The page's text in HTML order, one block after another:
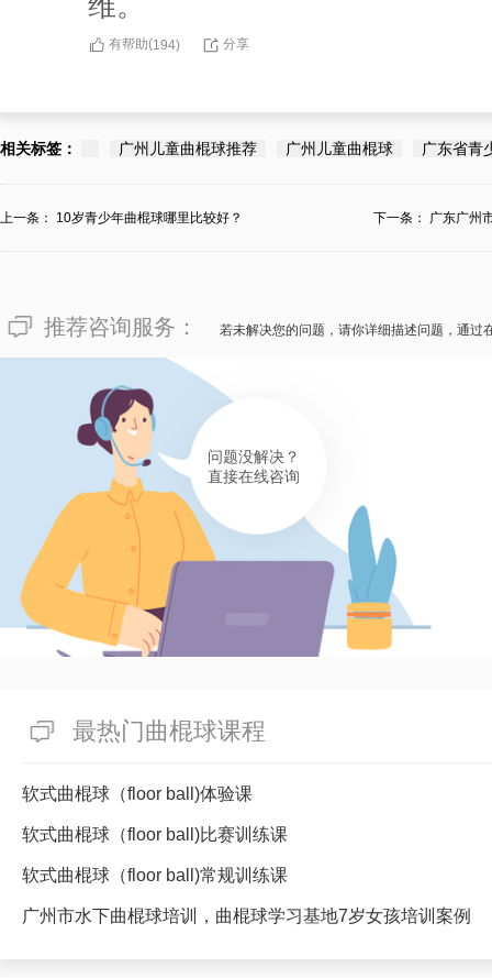
有帮助(194) 分享
相关标签： 广州儿童曲棍球推荐 广州儿童曲棍球 广东省青
上一条： 10岁青少年曲棍球哪里比较好？ 下一条： 广东广州
推荐咨询服务： 若未解决您的问题，请你详细描述问题，通过
问题没解决？
直接在线咨询
最热门曲棍球课程
软式曲棍球（floor ball)体验课
软式曲棍球（floor ball)比赛训练课
软式曲棍球（floor ball)常规训练课
广州市水下曲棍球培训，曲棍球学习基地7岁女孩培训案例